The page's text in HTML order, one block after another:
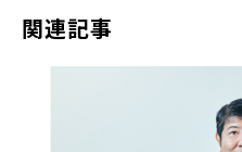
関連記事